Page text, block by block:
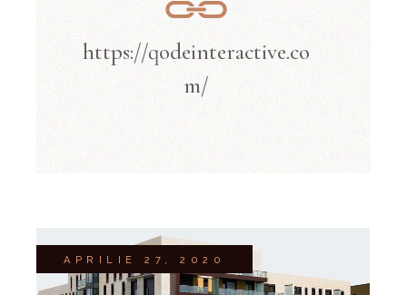
https://qodeinteractive.co
m/
APRILIE 27, 2020